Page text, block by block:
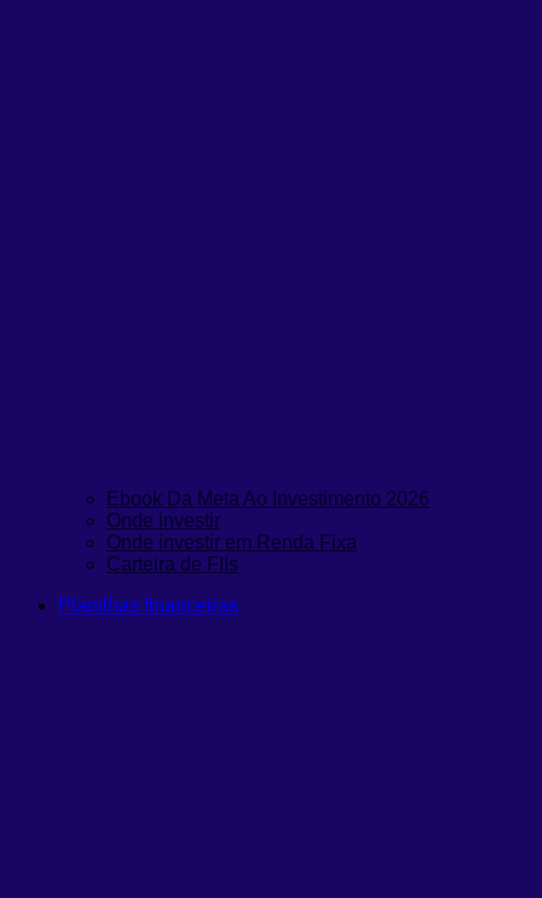
Ebook Da Meta Ao Investimento 2026
Onde investir
Onde investir em Renda Fixa
Carteira de FIIs
Planilhas financeiras